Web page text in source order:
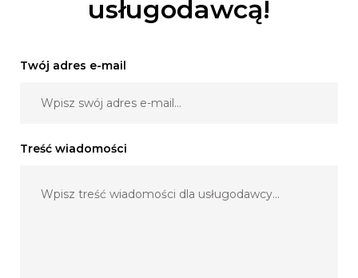
usługodawcą!
Twój adres e-mail
Treść wiadomości